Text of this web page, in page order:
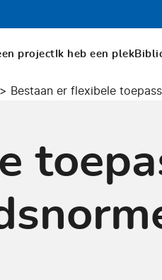
projectIk heb een plek
> Bestaan er flexibele